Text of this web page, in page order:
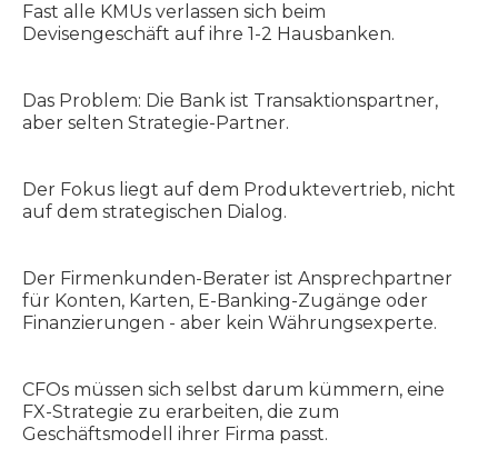
Fast alle KMUs verlassen sich beim
Devisengeschäft auf ihre 1-2 Hausbanken.
Das Problem: Die Bank ist Transaktionspartner,
aber selten Strategie-Partner.
Der Fokus liegt auf dem Produktevertrieb, nicht
auf dem strategischen Dialog.
Der Firmenkunden-Berater ist Ansprechpartner
für Konten, Karten, E-Banking-Zugänge oder
Finanzierungen - aber kein Währungsexperte.
CFOs müssen sich selbst darum kümmern, eine
FX-Strategie zu erarbeiten, die zum
Geschäftsmodell ihrer Firma passt.